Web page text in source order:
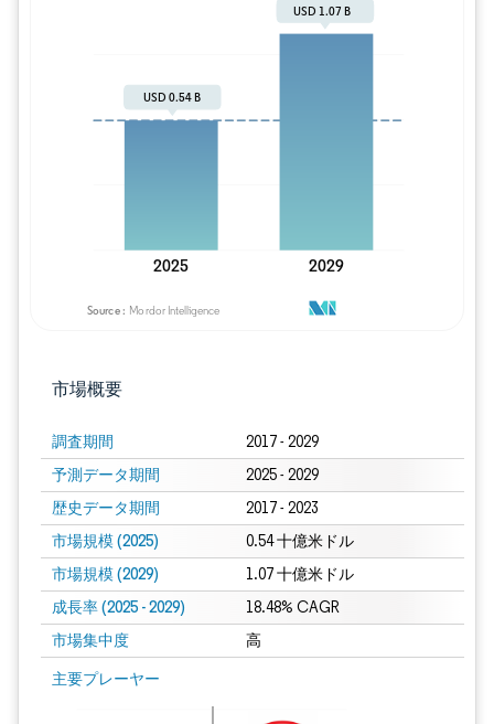
市場概要
調査期間 2017 - 2029
予測データ期間 2025 - 2029
歴史データ期間 2017 - 2023
市場規模 (2025) 0.54 十億米ドル
市場規模 (2029) 1.07 十億米ドル
成長率 (2025 - 2029) 18.48% CAGR
市場集中度 高
主要プレーヤー
画像 © Mordor Intelligence。再利用にはCC BY 4.0の表示が必要です。